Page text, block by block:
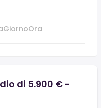
GiornoOra
di 5.900 € -